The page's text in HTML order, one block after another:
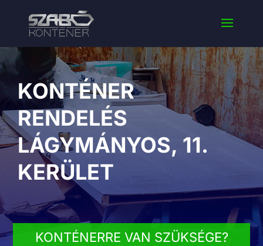
KONTÉNER
RENDELÉS
LÁGYMÁNYOS, 11.
KERÜLET
KONTÉNERRE VAN SZÜKSÉGE?